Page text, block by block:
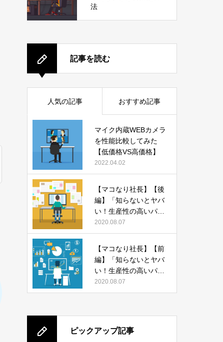
法
記事を読む
人気の記事 おすすめ記事
マイク内蔵WEBカメラ
を性能比較してみた
【低価格VS高価格】
2022.04.02
【マコなり社長】【後
編】「知らないとヤバ
い！生産性の高いパソ
コンの使い方 13選」
をまとめてみた
2020.08.07
【マコなり社長】【前
編】「知らないとヤバ
い！生産性の高いパソ
コンの使い方 13選」
をまとめてみた
2020.08.07
ピックアップ記事